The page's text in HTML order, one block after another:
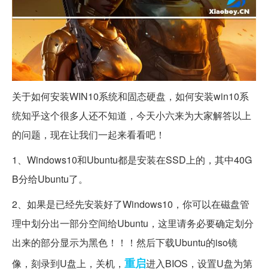
关于如何安装WIN10系统和固态硬盘，如何安装win10系
统知乎这个很多人还不知道，今天小六来为大家解答以上
的问题，现在让我们一起来看看吧！
1、Windows10和Ubuntu都是安装在SSD上的，其中40G
B分给Ubuntu了。
2、如果是已经先安装好了Windows10，你可以在磁盘管
理中划分出一部分空间给Ubuntu，这里请务必要确定划分
出来的部分显示为黑色！！！然后下载Ubuntu的iso镜
像，刻录到U盘上，关机， 重启进入BIOS，设置U盘为第